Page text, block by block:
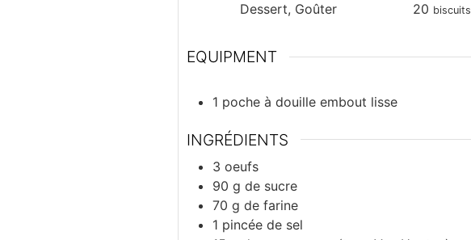
Dessert, Goûter
20 biscuits
EQUIPMENT
1 poche à douille embout lisse
INGRÉDIENTS
3 oeufs
90 g de sucre
70 g de farine
1 pincée de sel